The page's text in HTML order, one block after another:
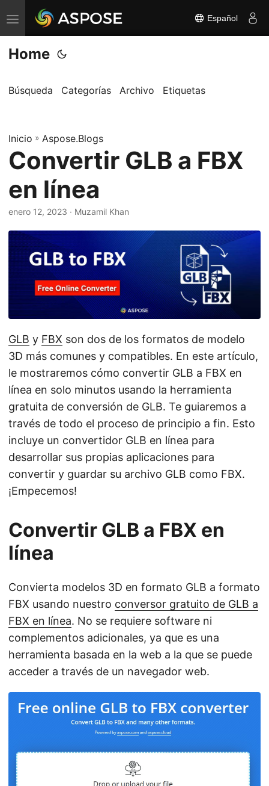
A
l
t
r
r
n
a
v
a
c
i
ó
n
Español
Home
Búsqueda Categorías Archivo Etiquetas
Inicio » Aspose.Blogs
Convertir GLB a FBX
en línea
enero 12, 2023 · Muzamil Khan
GLB y FBX son dos de los formatos de modelo
3D más comunes y compatibles. En este artículo,
le mostraremos cómo convertir GLB a FBX en
línea en solo minutos usando la herramienta
gratuita de conversión de GLB. Te guiaremos a
través de todo el proceso de principio a fin. Esto
incluye un convertidor GLB en línea para
desarrollar sus propias aplicaciones para
convertir y guardar su archivo GLB como FBX.
¡Empecemos!
Convertir GLB a FBX en
línea
Convierta modelos 3D en formato GLB a formato
FBX usando nuestro conversor gratuito de GLB a
FBX en línea. No se requiere software ni
complementos adicionales, ya que es una
herramienta basada en la web a la que se puede
acceder a través de un navegador web.